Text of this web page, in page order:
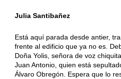
Julia Santibañez
Está aquí parada desde antier,
frente al edificio que ya no es.
Doña Yolis, señora de voz
Juan Antonio, quien está
Álvaro Obregón. Espera que lo